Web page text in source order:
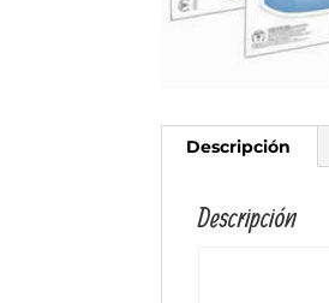
Descripción
Descripción